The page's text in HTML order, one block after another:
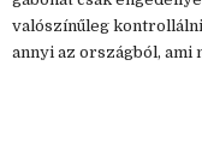
valószínűleg
annyi az országból, ami